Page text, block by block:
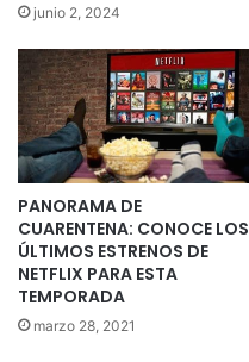
junio 2, 2024
PANORAMA DE
CUARENTENA: CONOCE LOS
ÚLTIMOS ESTRENOS DE
NETFLIX PARA ESTA
TEMPORADA
marzo 28, 2021